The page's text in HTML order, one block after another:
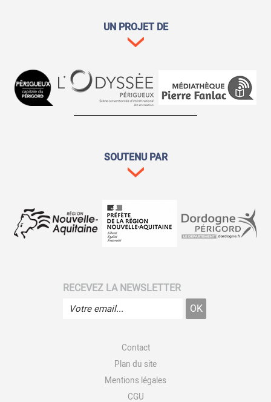
UN PROJET DE
SOUTENU PAR
RECEVEZ LA NEWSLETTER
Contact
Plan du site
Mentions légales
CGU